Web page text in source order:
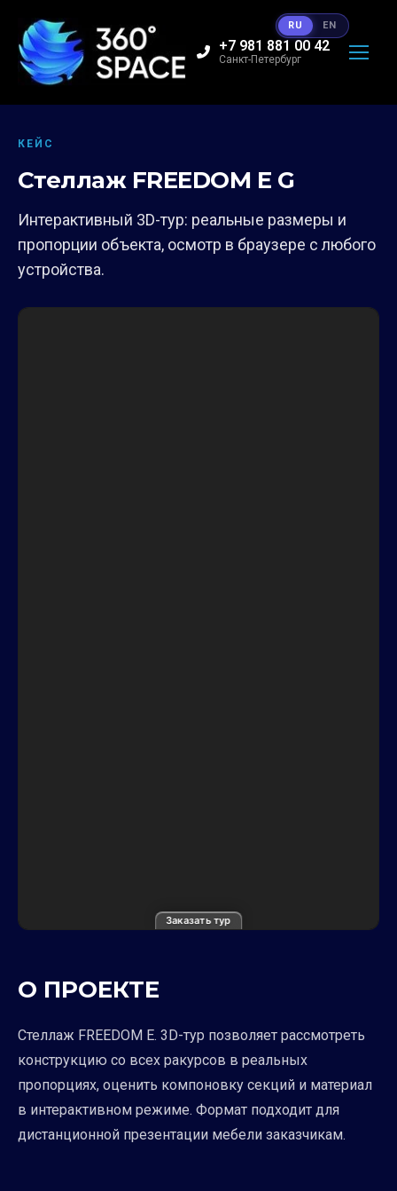
+7 981 881 00 42
Санкт-Петербург
КЕЙС
Стеллаж FREEDOM E G
Интерактивный 3D-тур: реальные размеры и
пропорции объекта, осмотр в браузере с любого
устройства.
Заказать тур
О ПРОЕКТЕ
Стеллаж FREEDOM E. 3D-тур позволяет рассмотреть
конструкцию со всех ракурсов в реальных
пропорциях, оценить компоновку секций и материал
в интерактивном режиме. Формат подходит для
дистанционной презентации мебели заказчикам.
RU EN